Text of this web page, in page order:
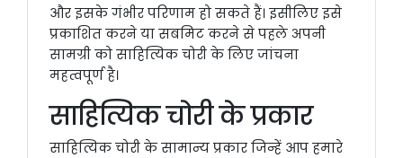
और इसके गंभीर परिणाम हो सकते हैं। इसीलिए इसे
प्रकाशित करने या सबमिट करने से पहले अपनी
सामग्री को साहित्यिक चोरी के लिए जांचना
महत्वपूर्ण है।
साहित्यिक चोरी के प्रकार
साहित्यिक चोरी के सामान्य प्रकार जिन्हें आप हमारे